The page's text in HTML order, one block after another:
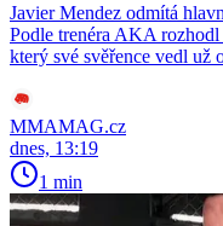
Javier Mendez odmítá
Podle trenéra AKA
který své svěřence vedl už
MMAMAG.cz
dnes, 13:19
1 min